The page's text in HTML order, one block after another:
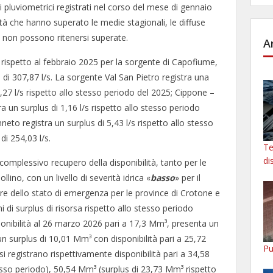
registrati nel corso del mese di gennaio
che hanno superato le medie stagionali, le diffuse
possono ritenersi superate.
al febbraio 2025 per la sorgente di Capofiume,
307,87 l/s. La sorgente Val San Pietro registra una
l/s rispetto allo stesso periodo del 2025; Cippone –
un surplus di 1,16 l/s rispetto allo stesso periodo
registra un surplus di 5,43 l/s rispetto allo stesso
254,03 l/s.
recupero della disponibilità, tanto per le
con un livello di severità idrica «basso» per il
dello stato di emergenza per le province di Crotone e
di surplus di risorsa rispetto allo stesso periodo
al 26 marzo 2026 pari a 17,3 Mm³, presenta un
surplus di 10,01 Mm³ con disponibilità pari a 25,72
registrano rispettivamente disponibilità pari a 34,58
periodo), 50,54 Mm³ (surplus di 23,73 Mm³ rispetto